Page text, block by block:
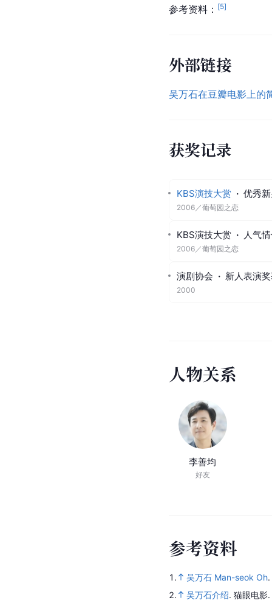
参考资料： [5]
外部链接
吴万石在豆瓣电影上的
获奖记录
KBS演技大赏 · 优秀
2006 ／葡萄园之恋
KBS演技大赏 · 人气
2006 ／葡萄园之恋
演剧协会 · 新人表演
2000
人物关系
李善均
好友
参考资料
1. 吴万石 Man-seok Oh.
2.
吴万石介绍. 猫眼电影.